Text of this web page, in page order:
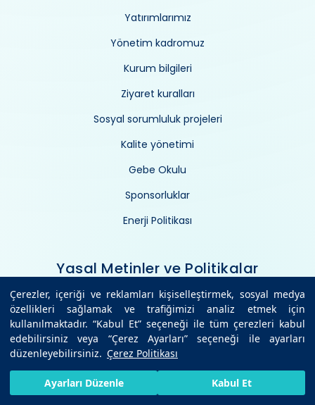
Çerezler, içeriği ve reklamları kişiselleştirmek, sosyal medya
özellikleri sağlamak ve trafiğimizi analiz etmek için
kullanılmaktadır. “Kabul Et” seçeneği ile tüm çerezleri kabul
edebilirsiniz veya “Çerez Ayarları” seçeneği ile ayarları
düzenleyebilirsiniz. Çerez Politikası
Ayarları Düzenle Kabul Et
Yatırımlarımız
Yönetim kadromuz
Kurum bilgileri
Ziyaret kuralları
Sosyal sorumluluk projeleri
Kalite yönetimi
Gebe Okulu
Sponsorluklar
Enerji Politikası
Yasal Metinler ve Politikalar
Site Kullanım Koşulları
Bilgi Güvenliği Politikası
Kişisel Verilerin Korunması
Çerez Politikası
HIZLI RANDEVU AL BIZE ULAŞIN